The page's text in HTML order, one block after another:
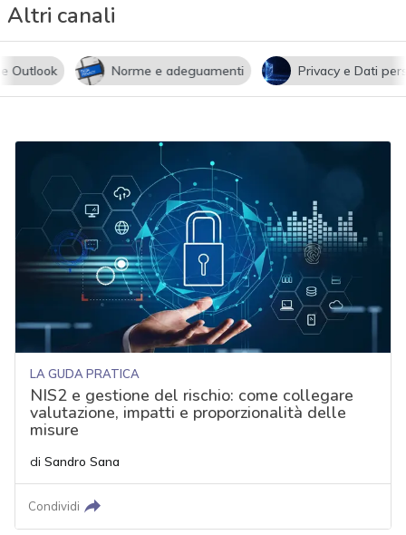
Altri canali
Norme e adeguamenti Privacy e Dati
LA GUDA PRATICA
NIS2 e gestione del rischio: come collegare
valutazione, impatti e proporzionalità delle
misure
di Sandro Sana
Condividi